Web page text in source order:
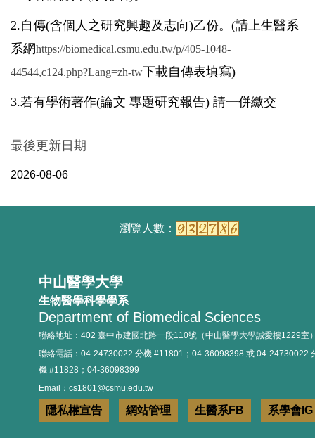
2.自傳(含個人之研究興趣及志向)乙份。 (請上生醫系
系網https://biomedical.csmu.edu.tw/p/405-1048-
44544,c124.php?Lang=zh-tw下載自傳表填寫)
3.若有學術著作(論文 專題研究報告) 請一併繳交
最後更新日期
2026-08-06
中山醫學大學
生物醫學科學學系
Department of Biomedical Sciences
聯絡地址：402 臺中市建國北路一段110號（中山醫學大學誠愛樓1229室
聯絡電話：04-24730022 分機 #11801；04-36098398 或 04-24730022
機 #11828；04-36098399
Email：cs1801@csmu.edu.tw
隱私權宣告 網站管理 生醫系FB 系學會IG